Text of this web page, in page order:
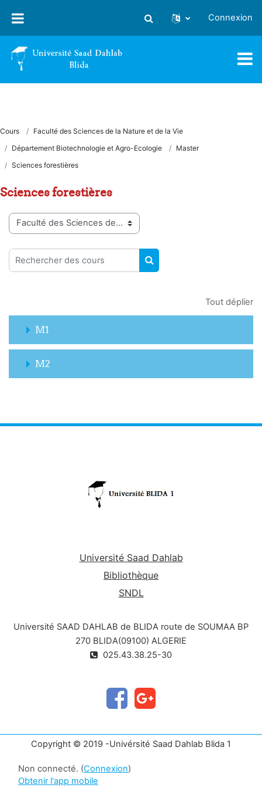
Activer/désactiver la saisie
Connexion
Cours
Faculté des Sciences de la Nature et de la Vie
Département Biotechnologie et Agro-Ecologie
Master
Sciences forestières
Sciences forestières
Catégories de cours
Rechercher des cours
RECHERCHER DES
Tout déplier
M1
M2
Université Saad Dahlab
Bibliothèque
SNDL
Université SAAD DAHLAB de BLIDA route de SOUMAA BP
270 BLIDA(09100) ALGERIE
025.43.38.25-30
Copyright © 2019 -Univérsité Saad Dahlab Blida 1
Non connecté. (Connexion)
Obtenir l'app mobile